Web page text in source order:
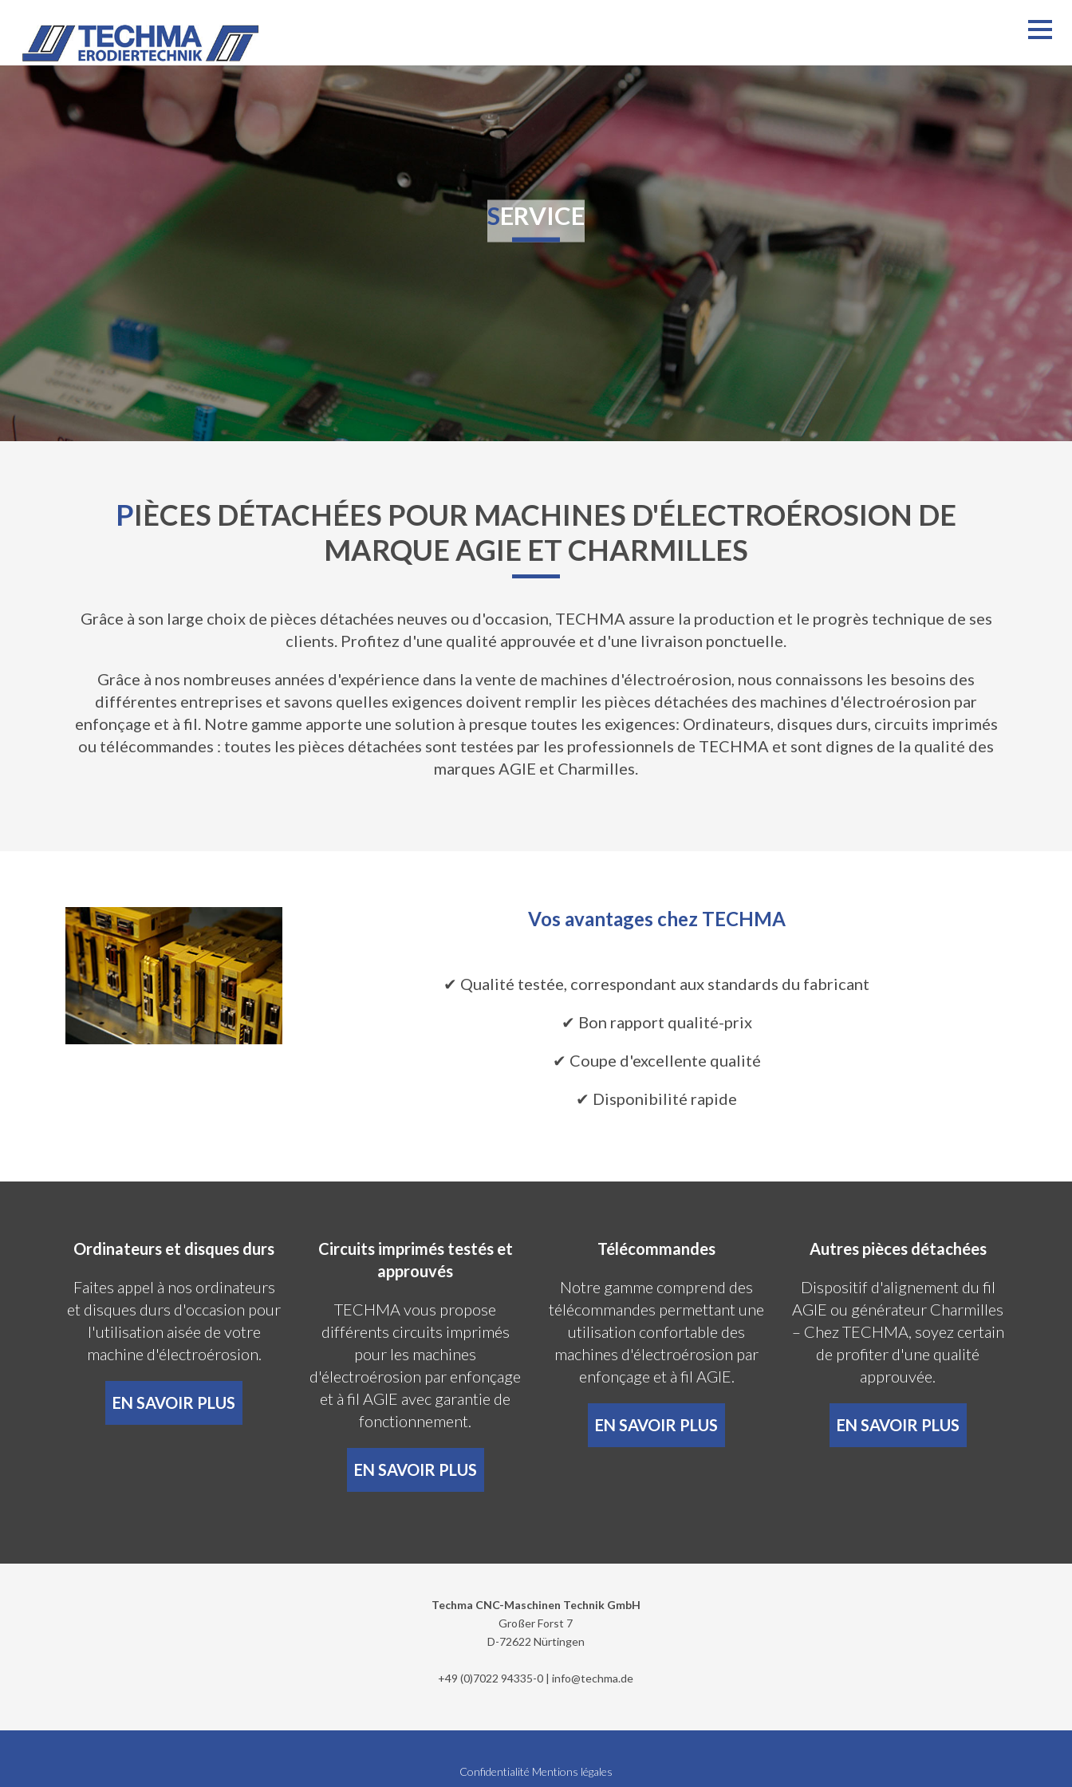
SERVICE
PIÈCES DÉTACHÉES POUR MACHINES D'ÉLECTROÉROSION DE
MARQUE AGIE ET CHARMILLES
Grâce à son large choix de pièces détachées neuves ou d'occasion, TECHMA assure la production et le progrès technique de ses
clients. Profitez d'une qualité approuvée et d'une livraison ponctuelle.
Grâce à nos nombreuses années d'expérience dans la vente de machines d'électroérosion, nous connaissons les besoins des
différentes entreprises et savons quelles exigences doivent remplir les pièces détachées des machines d'électroérosion par
enfonçage et à fil. Notre gamme apporte une solution à presque toutes les exigences: Ordinateurs, disques durs, circuits imprimés
ou télécommandes : toutes les pièces détachées sont testées par les professionnels de TECHMA et sont dignes de la qualité des
marques AGIE et Charmilles.
Vos avantages chez TECHMA
✔ Qualité testée, correspondant aux standards du fabricant
✔ Bon rapport qualité-prix
✔ Coupe d'excellente qualité
✔ Disponibilité rapide
Ordinateurs et disques durs
Faites appel à nos ordinateurs
et disques durs d'occasion pour
l'utilisation aisée de votre
machine d'électroérosion.
EN SAVOIR PLUS
Circuits imprimés testés et
approuvés
TECHMA vous propose
différents circuits imprimés
pour les machines
d'électroérosion par enfonçage
et à fil AGIE avec garantie de
fonctionnement.
EN SAVOIR PLUS
Télécommandes
Notre gamme comprend des
télécommandes permettant une
utilisation confortable des
machines d'électroérosion par
enfonçage et à fil AGIE.
EN SAVOIR PLUS
Autres pièces détachées
Dispositif d'alignement du fil
AGIE ou générateur Charmilles
– Chez TECHMA, soyez certain
de profiter d'une qualité
approuvée.
EN SAVOIR PLUS
Techma CNC-Maschinen Technik GmbH
Großer Forst 7
D-72622 Nürtingen
+49 (0)7022 94335-0 |info@techma.de
Confidentialité Mentions légales